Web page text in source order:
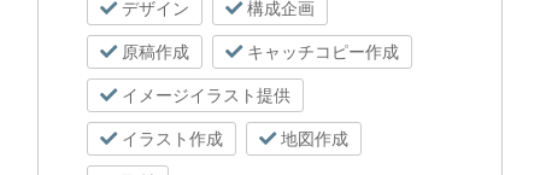
デザイン 構成企画
原稿作成 キャッチコピー作成
イメージイラスト提供
イラスト作成 地図作成